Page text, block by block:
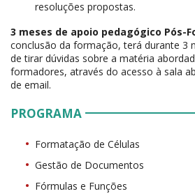
resoluções propostas.
3 meses de apoio pedagógico Pós-
conclusão da formação, terá durante 3
de tirar dúvidas sobre a matéria
formadores, através do acesso à sala
de email.
PROGRAMA
Formatação de Células
Gestão de Documentos
Fórmulas e Funções